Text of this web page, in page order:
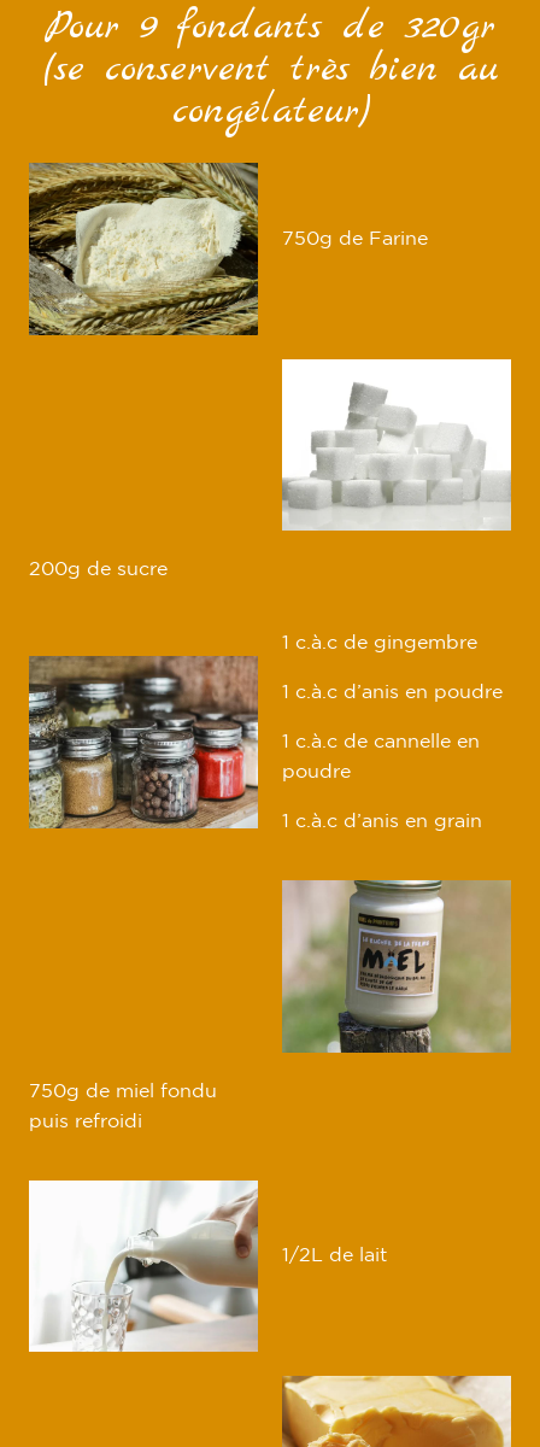
Pour 9 fondants de 320gr
(se conservent très bien au
congélateur)
750g de Farine
200g de sucre
1 c.à.c de gingembre
1 c.à.c d’anis en poudre
1 c.à.c de cannelle en
poudre
1 c.à.c d’anis en grain
750g de miel fondu
puis refroidi
1/2L de lait